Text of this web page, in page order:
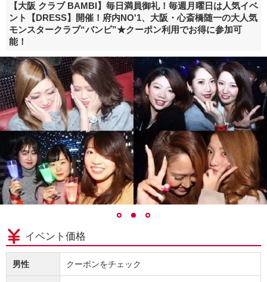
【大阪 クラブ BAMBI】毎日満員御礼！毎週月曜日は人気イベ
ント【DRESS】開催！府内NO'1、大阪・心斎橋随一の大人気
モンスタークラブ“バンビ”★クーポン利用でお得に参加可
能！
イベント価格
男性 クーポンをチェック